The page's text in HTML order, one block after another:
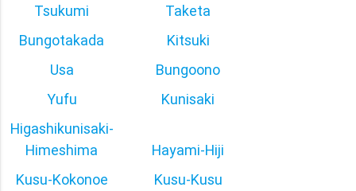
Tsukumi
Taketa
Bungotakada
Kitsuki
Usa
Bungoono
Yufu
Kunisaki
Higashikunisaki-
Himeshima
Hayami-Hiji
Kusu-Kokonoe
Kusu-Kusu